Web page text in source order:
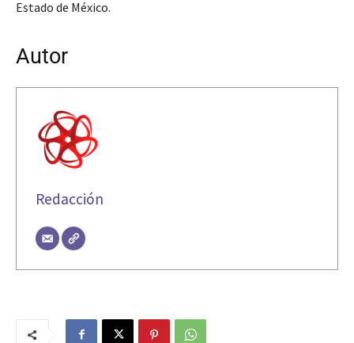
Estado de México.
Autor
Redacción